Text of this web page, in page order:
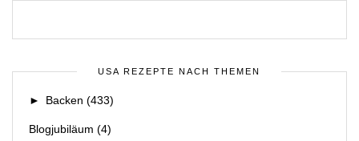
USA REZEPTE NACH THEMEN
► Backen (433)
Blogjubiläum (4)